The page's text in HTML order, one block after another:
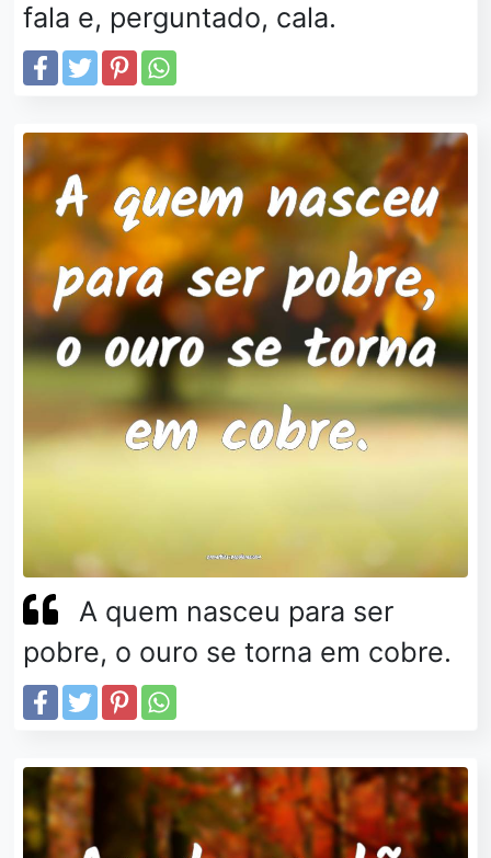
fala e, perguntado, cala.
A quem nasceu para ser
pobre, o ouro se torna em cobre.